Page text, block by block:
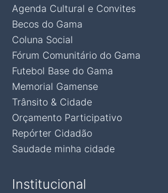
Agenda Cultural e Convites
Becos do Gama
Coluna Social
Fórum Comunitário do Gama
Futebol Base do Gama
Memorial Gamense
Trânsito & Cidade
Orçamento Participativo
Repórter Cidadão
Saudade minha cidade
Institucional